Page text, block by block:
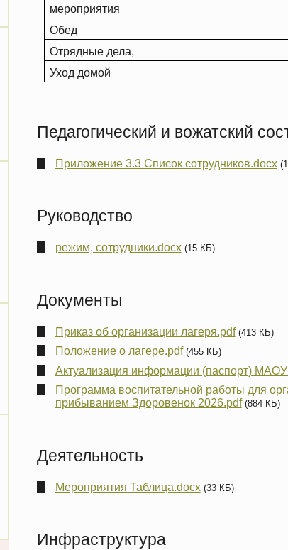
мероприятия
Обед
Отрядные дела,
Уход домой
Педагогический и вожатский
Приложение 3.3 Список сотрудников.docx
Руководство
режим, сотрудники.docx (15 КБ)
Документы
Приказ об организации лагеря.pdf (413 КБ)
Положение о лагере.pdf (455 КБ)
Актуализация информации (паспорт)
Программа воспитательной работы для
прибыванием Здоровенок 2026.pdf (884 КБ)
Деятельность
Мероприятия Таблица.docx (33 КБ)
Инфраструктура